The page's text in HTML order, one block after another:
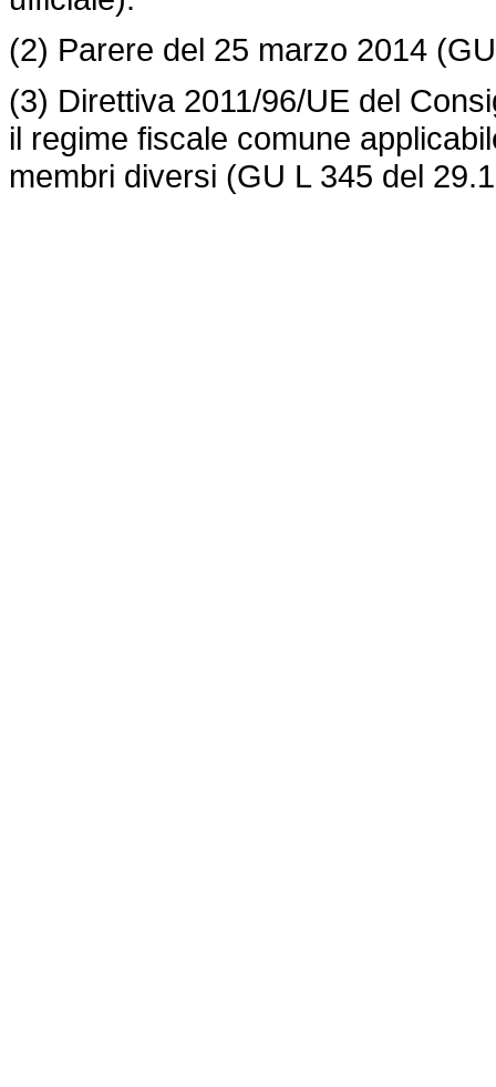
(2) Parere del 25 marzo 2014
(3) Direttiva 2011/96/UE del
il regime fiscale comune
membri diversi (GU L 345 del